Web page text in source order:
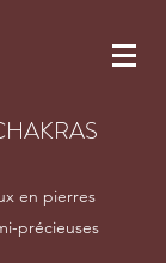
en pierres
précieuses